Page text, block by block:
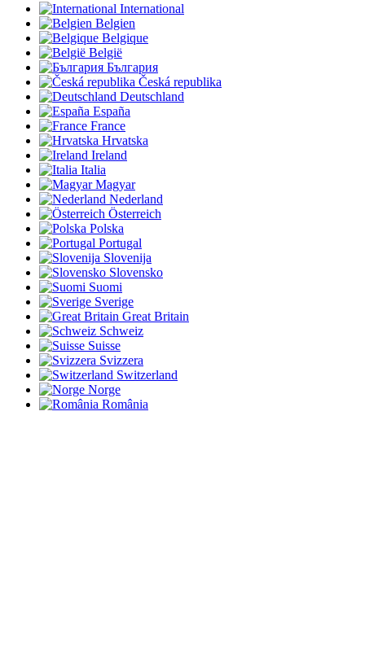
International
Belgien
Belgique
België
България
Česká republika
Deutschland
España
France
Hrvatska
Ireland
Italia
Magyar
Nederland
Österreich
Polska
Portugal
Slovenija
Slovensko
Suomi
Sverige
Great Britain
Schweiz
Suisse
Svizzera
Switzerland
Norge
România